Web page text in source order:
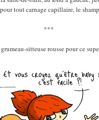
tout carnage capillaire, le
***
sitteuse rousse pour ce